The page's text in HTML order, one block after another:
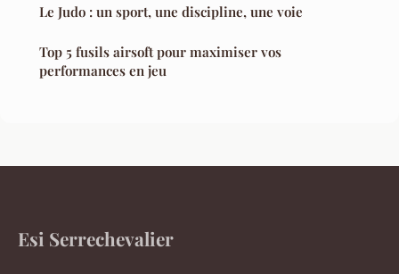
Le Judo : un sport, une discipline, une voie
Top 5 fusils airsoft pour maximiser vos
performances en jeu
Esi Serrechevalier